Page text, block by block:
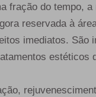
fração do tempo, a
reservada à
imediatos. São
estéticos